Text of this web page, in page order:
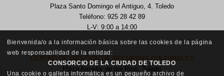
Plaza Santo Domingo el Antiguo, 4. Toledo
Teléfono: 925 28 42 89
L-V: 9:00 a 14:00
CENTRO DE GESTIÓN DE RECURSOS CULTURALES
Plaza Amador de los Ríos, Toledo
Bienvenida/o a la información básica sobre las cookies de la página
web responsabilidad de la entidad:
CONSORCIO DE LA CIUDAD DE TOLEDO
Una cookie o galleta informática es un pequeño archivo de